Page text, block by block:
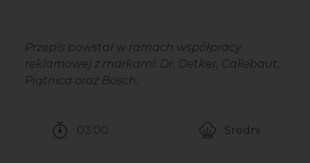
Przepis powstał w ramach współpracy
reklamowej z markami: Dr. Oetker, Callebaut,
Piątnica oraz Bosch.
03:00
Średni